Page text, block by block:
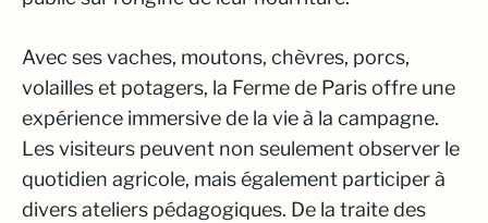
Avec ses vaches, moutons, chèvres, porcs,
volailles et potagers, la Ferme de Paris offre une
expérience immersive de la vie à la campagne.
Les visiteurs peuvent non seulement observer le
quotidien agricole, mais également participer à
divers ateliers pédagogiques. De la traite des